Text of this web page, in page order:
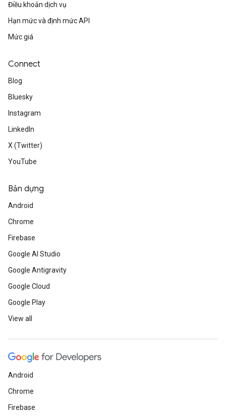
Điều khoản dịch vụ
Hạn mức và định mức API
Mức giá
Connect
Blog
Bluesky
Instagram
LinkedIn
X (Twitter)
YouTube
Bản dựng
Android
Chrome
Firebase
Google AI Studio
Google Antigravity
Google Cloud
Google Play
View all
Android
Chrome
Firebase